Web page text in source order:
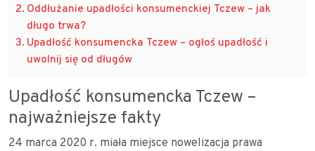
Oddłużanie upadłości konsumenckiej Tczew – jak
długo trwa?
Upadłość konsumencka Tczew – ogłoś upadłość i
uwolnij się od długów
Upadłość konsumencka Tczew –
najważniejsze fakty
24 marca 2020 r. miała miejsce nowelizacja prawa